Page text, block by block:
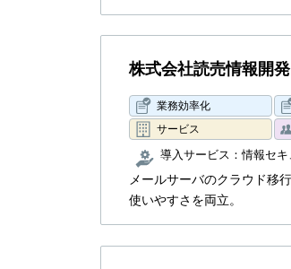
株式会社読売情報開
業務効率化
サービス
導入サービス：情報セキ
メールサーバのクラウド移
使いやすさを両立。